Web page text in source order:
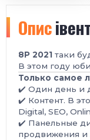
Опис
8P 2021 таки
В этом году
Только самое
✔️ Один день и
✔️ Контент. В
Digital, SEO,
✔️ Панельные
продвижения и